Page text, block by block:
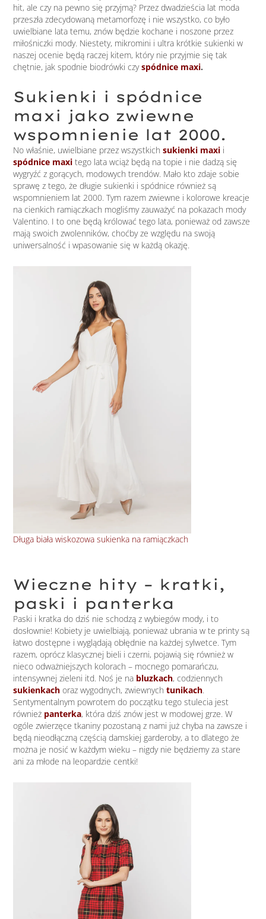
hit, ale czy na pewno się przyjmą? Przez dwadzieścia lat moda
przeszła zdecydowaną metamorfozę i nie wszystko, co było
uwielbiane lata temu, znów będzie kochane i noszone przez
miłośniczki mody. Niestety, mikromini i ultra krótkie sukienki w
naszej ocenie będą raczej kitem, który nie przyjmie się tak
chętnie, jak spodnie biodrówki czyspódnice maxi.
Sukienki i spódnice
maxi jako zwiewne
wspomnienie lat 2000.
No właśnie, uwielbiane przez wszystkich sukienki maxi i
spódnice maxi tego lata wciąż będą na topie i nie dadzą się
wygryźć z gorących, modowych trendów. Mało kto zdaje sobie
sprawę z tego, że długie sukienki i spódnice również są
wspomnieniem lat 2000. Tym razem zwiewne i kolorowe kreacje
na cienkich ramiączkach mogliśmy zauważyć na pokazach mody
Valentino. I to one będą królować tego lata, ponieważ od zawsze
mają swoich zwolenników, choćby ze względu na swoją
uniwersalność i wpasowanie się w każdą okazję.
Długa biała wiskozowa sukienka na ramiączkach
Wieczne hity – kratki,
paski i panterka
Paski i kratka do dziś nie schodzą z wybiegów mody, i to
dosłownie! Kobiety je uwielbiają, ponieważ ubrania w te printy są
łatwo dostępne i wyglądają obłędnie na każdej sylwetce. Tym
razem, oprócz klasycznej bieli i czerni, pojawią się również w
nieco odważniejszych kolorach – mocnego pomarańczu,
intensywnej zieleni itd. Noś je na bluzkach, codziennych
sukienkach oraz wygodnych, zwiewnychtunikach.
Sentymentalnym powrotem do początku tego stulecia jest
również panterka, która dziś znów jest w modowej grze. W
ogóle zwierzęce tkaniny pozostaną z nami już chyba na zawsze i
będą nieodłączną częścią damskiej garderoby, a to dlatego że
można je nosić w każdym wieku – nigdy nie będziemy za stare
ani za młode na leopardzie centki!